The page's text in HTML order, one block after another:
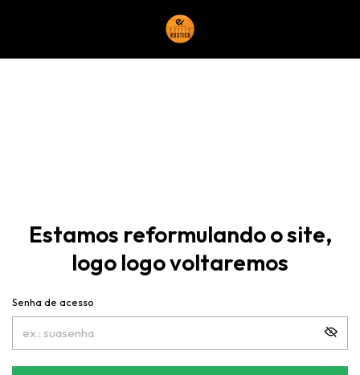
Estamos reformulando o site,
logo logo voltaremos
Senha de acesso